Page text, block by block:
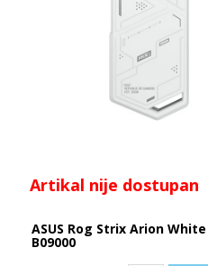
Artikal nije dostupan
ASUS Rog Strix Arion
B09000